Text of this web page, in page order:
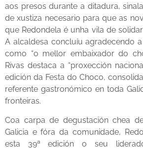
aos presos durante a ditadura,
de xustiza necesario para que as
que Redondela é unha vila de
A alcaldesa concluíu agradecendo
como “o mellor embaixador do
Rivas destaca a “proxección
edición da Festa do Choco,
referente gastronómico en toda
fronteiras.
Coa carpa de degustación chea
Galicia e fóra da comunidade,
esta 39ª edición o seu